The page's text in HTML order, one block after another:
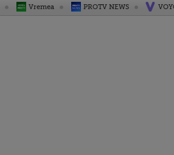
Vremea PROTV NEWS